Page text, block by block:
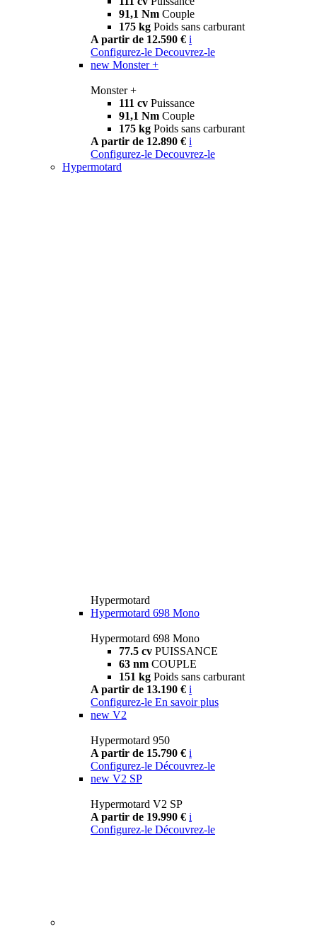
91,1 Nm Couple
175 kg Poids sans carburant
A partir de 12.590 € i
Configurez-le Decouvrez-le
new Monster +
Monster +
111 cv Puissance
91,1 Nm Couple
175 kg Poids sans carburant
A partir de 12.890 € i
Configurez-le Decouvrez-le
Hypermotard
Hypermotard
Hypermotard 698 Mono
Hypermotard 698 Mono
77.5 cv PUISSANCE
63 nm COUPLE
151 kg Poids sans carburant
A partir de 13.190 € i
Configurez-le En savoir plus
new V2
Hypermotard 950
A partir de 15.790 € i
Configurez-le Découvrez-le
new V2 SP
Hypermotard V2 SP
A partir de 19.990 € i
Configurez-le Découvrez-le